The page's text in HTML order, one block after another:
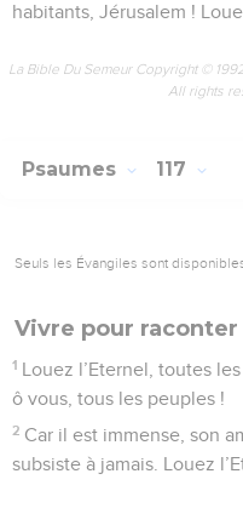
habitants, Jérusalem !
La Bible Du Semeur Copyright ©
All rights
Psaumes 117
Seuls les Évangiles sont
Vivre pour
1 Louez l’Eternel, toutes
ô vous, tous les peuples !
2 Car il est immense, son
subsiste à jamais. Louez